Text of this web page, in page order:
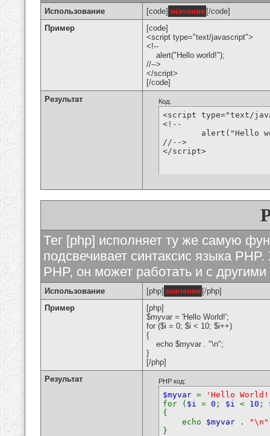
Использование [code] значение [/code]
Пример
[code]
<script type="text/javascript">
<!--
alert("Hello world!");
//-->
</script>
[/code]
Результат
Код:
<script type="text/
<!--
//-->
</script>
Тег [php] исполняет ту же самую
подсвечивает синтаксис языка
PHP, он может работать и с
Использование [php] значение [/php]
Пример
[php]
$myvar = 'Hello World!';
for ($i = 0; $i < 10; $i++)
{
echo $myvar . "\n";
}
[/php]
Результат
PHP код:
$myvar =
'Hello
for ( $i = 0 ; $i < 10 ;
{
echo $myvar . "\n"
}